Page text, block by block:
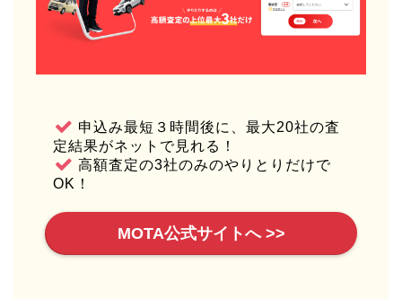
申込み最短３時間後に、最大20社の査
定結果がネットで見れる！
高額査定の3社のみのやりとりだけで
OK！
MOTA公式サイトへ >>